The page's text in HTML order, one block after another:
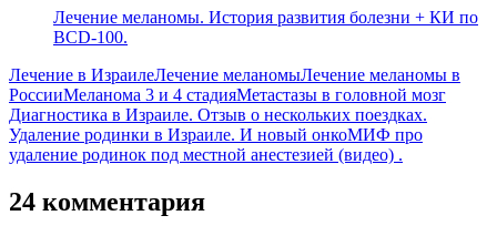
Лечение меланомы. История развития болезни + КИ по
BCD-100.
Лечение в ИзраилеЛечение меланомыЛечение меланомы в
РоссииМеланома 3 и 4 стадияМетастазы в головной мозг
Навигация
по
Previous
Post:
Диагностика в Израиле. Отзыв о нескольких поездках.
Next
Post:
Удаление родинки в Израиле. И новый онкоМИФ про
удаление родинок под местной анестезией (видео) .
24 комментария